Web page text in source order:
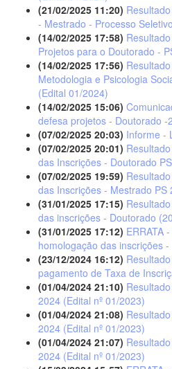
(21/02/2025 11:20)
- Mestrado - Processo
(14/02/2025 17:58)
Projetos para o Doutorado -
(14/02/2025 17:56)
Metodologia e Psicologia
(Edital 01/2024)
(14/02/2025 15:06)
defesa projetos - Doutorado -
(07/02/2025 20:03) Informe -
(07/02/2025 20:01)
das Inscrições - Doutorado
(07/02/2025 19:59)
das Inscrições - Mestrado PS
(31/01/2025 17:15)
das inscrições - Doutorado
(31/01/2025 17:12) ERRATA
homologação das inscrições
(23/12/2024 16:12)
pagamento de Taxa de
(01/04/2024 21:10)
2024 (Edital nº 01/2023)
(01/04/2024 21:08)
2024 (Edital nº 01/2023)
(01/04/2024 21:07)
2024 (Edital nº 01/2023)